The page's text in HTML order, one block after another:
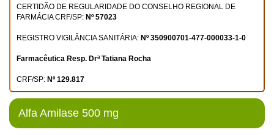
CERTIDÃO DE REGULARIDADE DO CONSELHO REGIONAL DE
FARMÁCIA CRF/SP: Nº 57023
REGISTRO VIGILÂNCIA SANITÁRIA: Nº 350900701-477-000033-1-0
Farmacêutica Resp. Drª Tatiana Rocha
CRF/SP: Nº 129.817
Alfa Amilase 500 mg